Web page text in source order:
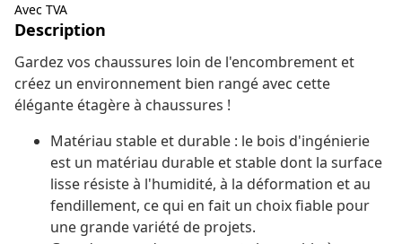
Avec TVA
Description
Gardez vos chaussures loin de l'encombrement et
créez un environnement bien rangé avec cette
élégante étagère à chaussures !
Matériau stable et durable : le bois d'ingénierie
est un matériau durable et stable dont la surface
lisse résiste à l'humidité, à la déformation et au
fendillement, ce qui en fait un choix fiable pour
une grande variété de projets.